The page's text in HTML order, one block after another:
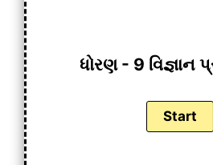
ધોરણ - 9 વિજ્ઞાન